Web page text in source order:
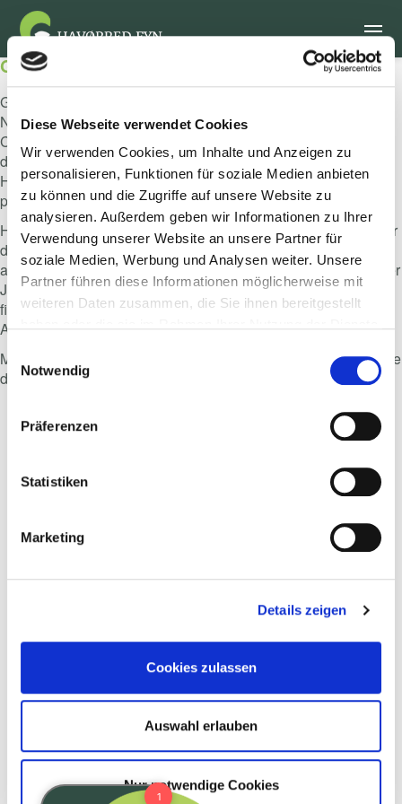
Diese Webseite verwendet Cookies
Wir verwenden Cookies, um Inhalte und Anzeigen zu
personalisieren, Funktionen für soziale Medien anbieten
zu können und die Zugriffe auf unsere Website zu
analysieren. Außerdem geben wir Informationen zu Ihrer
Verwendung unserer Website an unsere Partner für
soziale Medien, Werbung und Analysen weiter. Unsere
Partner führen diese Informationen möglicherweise mit
weiteren Daten zusammen, die Sie ihnen bereitgestellt
Notwendig
Präferenzen
Statistiken
Marketing
Details zeigen
Cookies zulassen
Auswahl erlauben
Nur notwendige Cookies
Gewinne einen Urlaub!
Gewinne einen unvergesslichen Angelurlaub auf Fünen!
Nimm an unserer kurzen Umfrage teil und sichere dir die
Chance auf einen exklusiven Aufenthalt für zwei Personen in
der Denmark Fishing & Outdoor Lodge auf dem magischen
Helnæs. Drei Nächte voller Natur, Entspannung und
professionell geführtem Meerforellenangeln erwarten dich.
Helnæs gilt als eines der besten Küstengebiete Dänemarks für
das Fischen auf Meerforelle – mit klarem Wasser,
abwechslungsreicher Küste und idealen Bedingungen zu jeder
Jahreszeit. Ob Frühjahr, Sommer oder Herbst – auf Fünen
findest du perfekte Bedingungen für deinen nächsten
Angelurlaub in Dänemark.
Mach mit, erlebe echtes Küstenangeln auf Fünen, und gewinne
deinen Traumurlaub im Herzen der dänischen Natur.